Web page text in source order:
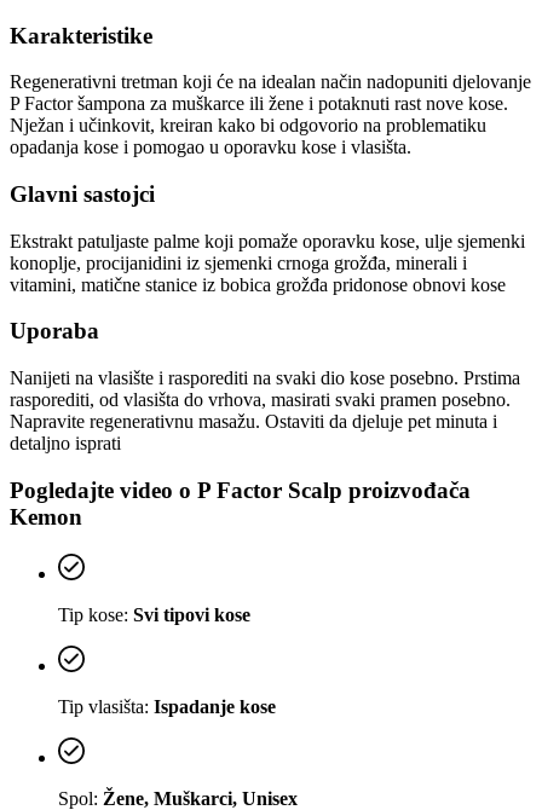
Karakteristike
Regenerativni tretman koji će na idealan način nadopuniti djelovanje
P Factor šampona za muškarce ili žene i potaknuti rast nove kose.
Nježan i učinkovit, kreiran kako bi odgovorio na problematiku
opadanja kose i pomogao u oporavku kose i vlasišta.
Glavni sastojci
Ekstrakt patuljaste palme koji pomaže oporavku kose, ulje sjemenki
konoplje, procijanidini iz sjemenki crnoga grožđa, minerali i
vitamini, matične stanice iz bobica grožđa pridonose obnovi kose
Uporaba
Nanijeti na vlasište i rasporediti na svaki dio kose posebno. Prstima
rasporediti, od vlasišta do vrhova, masirati svaki pramen posebno.
Napravite regenerativnu masažu. Ostaviti da djeluje pet minuta i
detaljno isprati
Pogledajte video o P Factor Scalp proizvođača
Kemon
Tip kose: Svi tipovi kose
Tip vlasišta: Ispadanje kose
Spol: Žene, Muškarci, Unisex